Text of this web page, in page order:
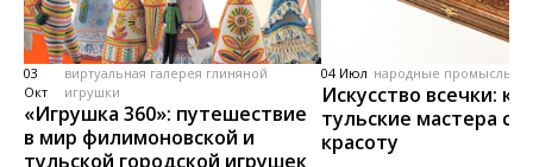
03
Окт
виртуальная галерея глиняной
игрушки
«Игрушка 360»: путешествие
в мир филимоновской и
тульской городской игрушек
04 Июл народные промыслы,
Искусство всечки: как
тульские мастера
красоту